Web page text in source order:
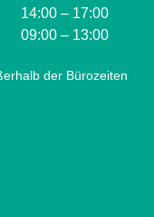
14:00 – 17:00
09:00 – 13:00
der Bürozeiten